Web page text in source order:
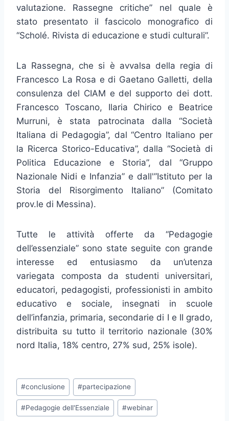
valutazione. Rassegne critiche” nel quale è
stato presentato il fascicolo monografico di
“Scholé. Rivista di educazione e studi culturali”.
La Rassegna, che si è avvalsa della regia di
Francesco La Rosa e di Gaetano Galletti, della
consulenza del CIAM e del supporto dei dott.
Francesco Toscano, Ilaria Chirico e Beatrice
Murruni, è stata patrocinata dalla “Società
Italiana di Pedagogia”, dal “Centro Italiano per
la Ricerca Storico-Educativa”, dalla “Società di
Politica Educazione e Storia”, dal “Gruppo
Nazionale Nidi e Infanzia” e dall'”Istituto per la
Storia del Risorgimento Italiano” (Comitato
prov.le di Messina).
Tutte le attività offerte da “Pedagogie
dell’essenziale” sono state seguite con grande
interesse ed entusiasmo da un’utenza
variegata composta da studenti universitari,
educatori, pedagogisti, professionisti in ambito
educativo e sociale, insegnati in scuole
dell’infanzia, primaria, secondarie di I e II grado,
distribuita su tutto il territorio nazionale (30%
nord Italia, 18% centro, 27% sud, 25% isole).
Tag
articolo:
#conclusione #partecipazione
#Pedagogie dell'Essenziale #webinar